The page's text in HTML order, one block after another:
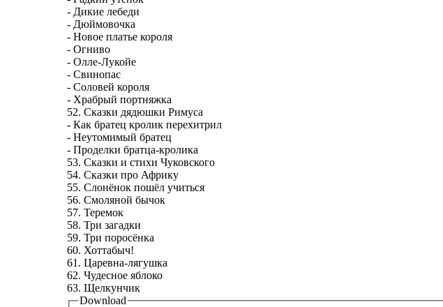
- Дикие лебеди
- Дюймовочка
- Новое платье короля
- Огниво
- Олле-Лукойе
- Свинопас
- Соловей короля
- Храбрый портняжка
52. Сказки дядюшки Римуса
- Как братец кролик перехитрил
- Неутомимый братец
- Проделки братца-кролика
53. Сказки и стихи Чуковского
54. Сказки про Африку
55. Слонёнок пошёл учиться
56. Смоляной бычок
57. Теремок
58. Три загадки
59. Три поросёнка
60. Хоттабыч!
61. Царевна-лягушка
62. Чудесное яблоко
63. Щелкунчик
Download